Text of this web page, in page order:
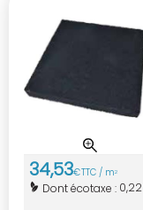
34,53€TTC / m2
Dont écotaxe : 0,22